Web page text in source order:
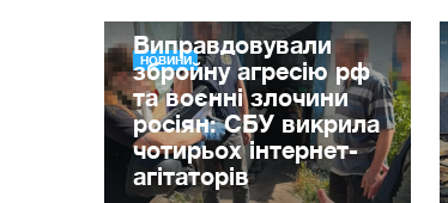
НОВИНИ
Виправдовували
збройну агресію рф
та воєнні злочини
росіян: СБУ викрила
чотирьох інтернет-
агітаторів